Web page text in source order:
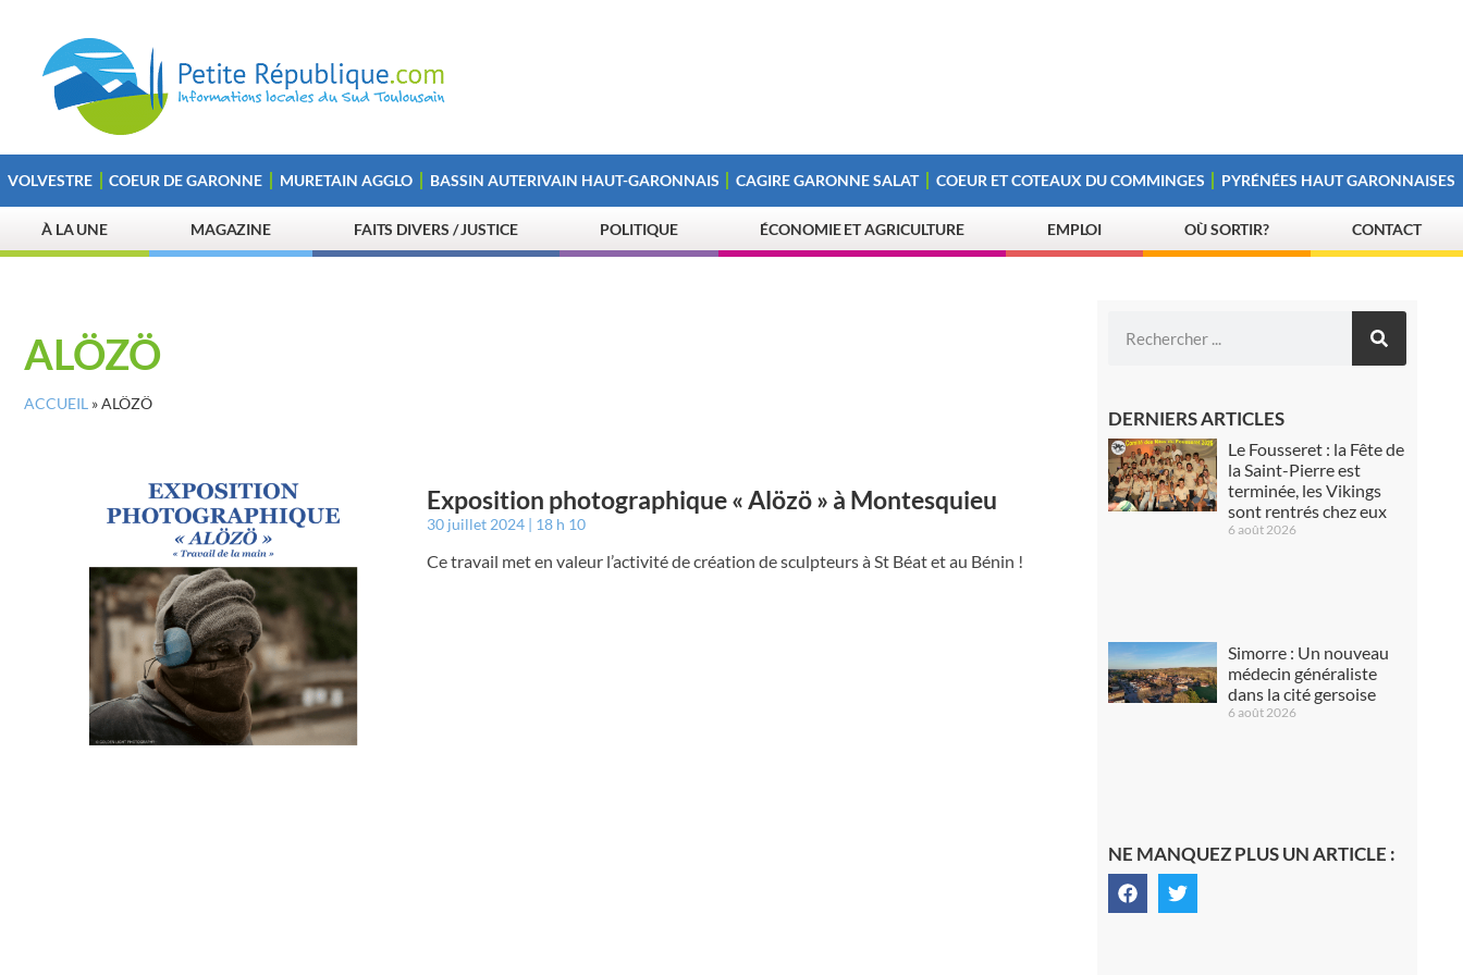
VOLVESTRE COEUR DE GARONNE MURETAIN AGGLO BASSIN AUTERIVAIN HAUT-GARONNAIS CAGIRE GARONNE SALAT COEUR ET COTEAUX DU COMMINGES PYRÉNÉES HAUT GARONNAISES
À LA UNE MAGAZINE FAITS DIVERS / JUSTICE POLITIQUE ÉCONOMIE ET AGRICULTURE EMPLOI OÙ SORTIR? CONTACT
ALÖZÖ
ACCUEIL »ALÖZÖ
Exposition photographique « Alözö » à Montesquieu
30 juillet 2024 18 h 10
Ce travail met en valeur l’activité de création de sculpteurs à St Béat et au Bénin !
DERNIERS ARTICLES
Le Fousseret : la Fête de
la Saint-Pierre est
terminée, les Vikings
sont rentrés chez eux
6 août 2026
Simorre : Un nouveau
médecin généraliste
dans la cité gersoise
6 août 2026
NE MANQUEZ PLUS UN ARTICLE :